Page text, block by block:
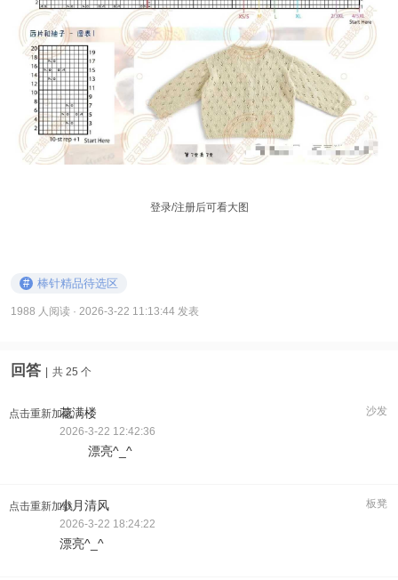
登录/注册后可看大图
# 棒针精品待选区
1988 人阅读 · 2026-3-22 11:13:44 发表
回答 共 25 个
点击重新加载 沙发
花满楼
2026-3-22 12:42:36
漂亮^_^
点击重新加载 板凳
小月清风
2026-3-22 18:24:22
漂亮^_^